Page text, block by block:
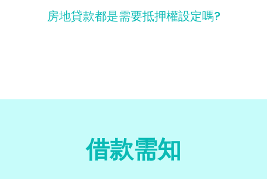
房地貸款都是需要抵押權設定嗎?
借款需知